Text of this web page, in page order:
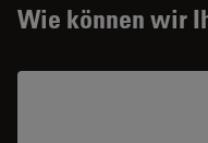
Wie können wir